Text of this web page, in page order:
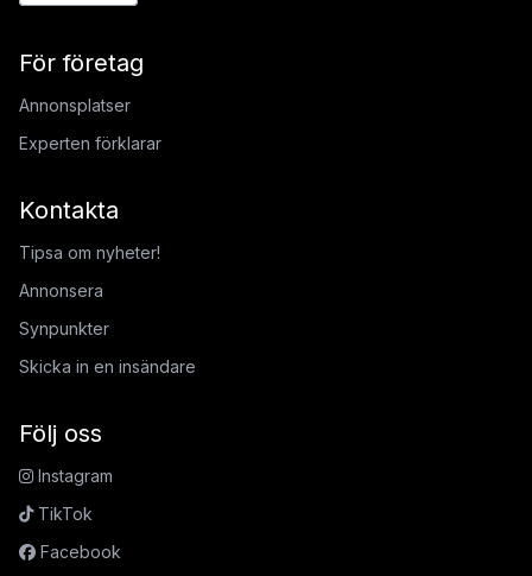
För företag
Annonsplatser
Experten förklarar
Kontakta
Tipsa om nyheter!
Annonsera
Synpunkter
Skicka in en insändare
Följ oss
Instagram
TikTok
Facebook